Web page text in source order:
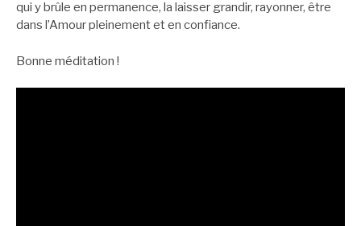
qui y brûle en permanence, la laisser grandir, rayonner, être
dans l’Amour pleinement et en confiance.
Bonne méditation !